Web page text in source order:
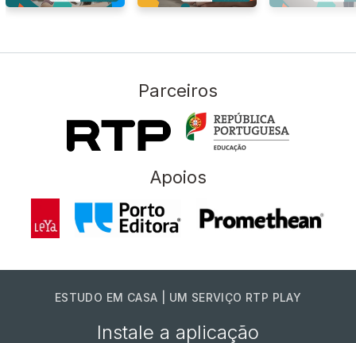
Parceiros
Apoios
ESTUDO EM CASA | UM SERVIÇO RTP PLAY
Instale a aplicação